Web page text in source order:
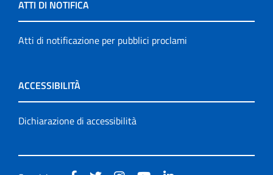
ATTI DI NOTIFICA
Atti di notificazione per pubblici proclami
ACCESSIBILITÀ
Dichiarazione di accessibilità